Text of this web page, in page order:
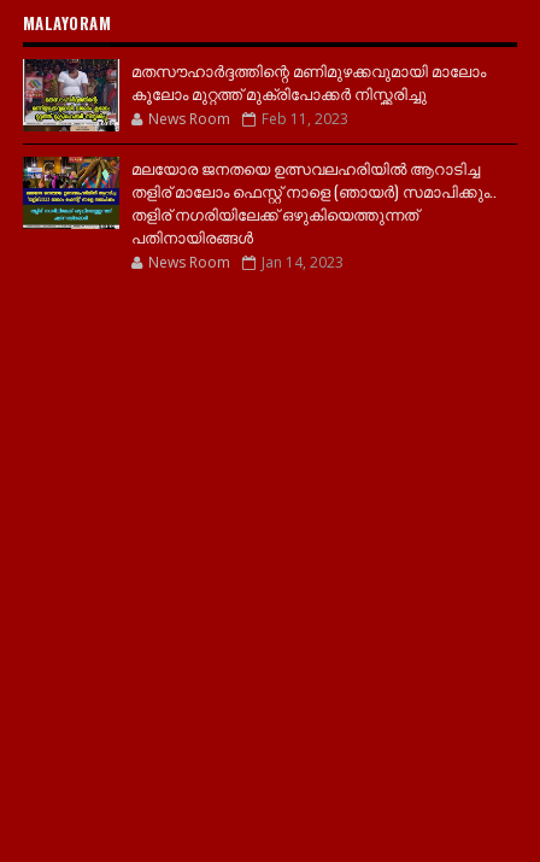
MALAYORAM
മതസൗഹാർദ്ദത്തിന്റെ മണിമുഴക്കവുമായി മാലോം
കൂലോം മുറ്റത്ത് മുക്രിപോക്കർ നിസ്ക്കരിച്ചു
News Room Feb 11, 2023
മലയോര ജനതയെ ഉത്സവലഹരിയിൽ ആറാടിച്ച
തളിര് മാലോം ഫെസ്റ്റ് നാളെ (ഞായർ) സമാപിക്കും..
തളിര് നഗരിയിലേക്ക് ഒഴുകിയെത്തുന്നത്
പതിനായിരങ്ങൾ
News Room Jan 14, 2023